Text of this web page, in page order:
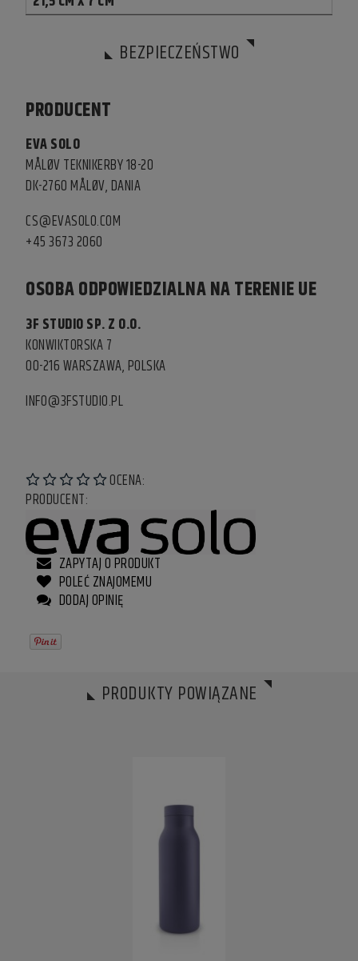
BEZPIECZEŃSTWO
PRODUCENT
EVA SOLO
MÅLØV TEKNIKERBY 18-20
DK-2760 MÅLØV, DANIA
CS@EVASOLO.COM
+45 3673 2060
OSOBA ODPOWIEDZIALNA NA TERENIE UE
3F STUDIO SP. Z O.O.
KONWIKTORSKA 7
00-216 WARSZAWA, POLSKA
INFO@3FSTUDIO.PL
OCENA:
PRODUCENT:
ZAPYTAJ O PRODUKT
POLEĆ ZNAJOMEMU
DODAJ OPINIĘ
PRODUKTY POWIĄZANE